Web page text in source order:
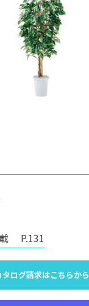
P.131
タログ請求はこちらから